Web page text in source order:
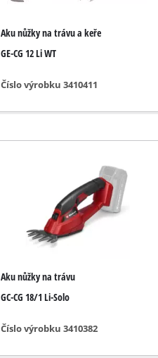
Aku nůžky na trávu a keře
GE-CG 12 Li WT
Číslo výrobku 3410411
Aku nůžky na trávu
GC-CG 18/1 Li-Solo
Číslo výrobku 3410382